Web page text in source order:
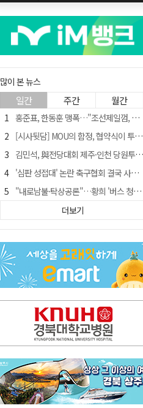
많이 본 뉴스
일간 주간 월간
홍준표, 한동훈 맹폭…"조선제일껌, 권력에 살고 권력에 죽었다"
[시사뒷담] MOU의 함정, 협약식이 투자 확정은 아니긴 해
김민석, 與전당대회 제주·인천 당원투표서 승리…누적 득표는 '초박빙'
'심판 성접대' 논란 축구협회 결국 사과…"깊이 반성, 쇄신하겠다"
"내로남불·탁상공론"…황희 '버스 청년주택' 제안에 與 내부서도 쓴소리
"경로당 통장에 비밀번호가 적혀 있다"…전국 돌며 경로당 13곳 턴 30대 구속
예안향교 대성전, '국가지정 보물로 지
휠체어 환자 발로 밀어 숨지게 한 70대 간병인…2심도 집행유예
박권현 청도군수, 국무총리에 "청도 물 공급 최대 3만t 늘려달라"
더보기